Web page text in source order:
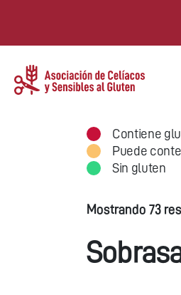
Contiene
Puede
Sin gluten
Mostrando 73